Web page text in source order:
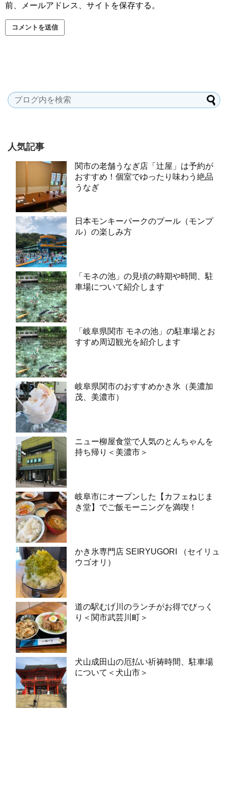
前、メールアドレス、サイトを保存する。
人気記事
関市の老舗うなぎ店「辻屋」は予約が
おすすめ！個室でゆったり味わう絶品
うなぎ
日本モンキーパークのプール（モンプ
ル）の楽しみ方
「モネの池」の見頃の時期や時間、駐
車場について紹介します
「岐阜県関市 モネの池」の駐車場とお
すすめ周辺観光を紹介します
岐阜県関市のおすすめかき氷（美濃加
茂、美濃市）
ニュー柳屋食堂で人気のとんちゃんを
持ち帰り＜美濃市＞
岐阜市にオープンした【カフェねじま
き堂】でご飯モーニングを満喫！
かき氷専門店 SEIRYUGORI （セイリュ
ウゴオリ）
道の駅むげ川のランチがお得でびっく
り＜関市武芸川町＞
犬山成田山の厄払い祈祷時間、駐車場
について＜犬山市＞